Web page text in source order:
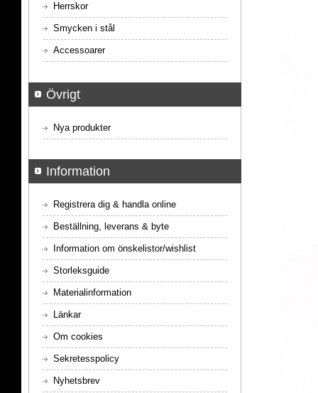
Herrskor
Smycken i stål
Accessoarer
Övrigt
Nya produkter
Information
Registrera dig & handla online
Beställning, leverans & byte
Information om önskelistor/wishlist
Storleksguide
Materialinformation
Länkar
Om cookies
Sekretesspolicy
Nyhetsbrev